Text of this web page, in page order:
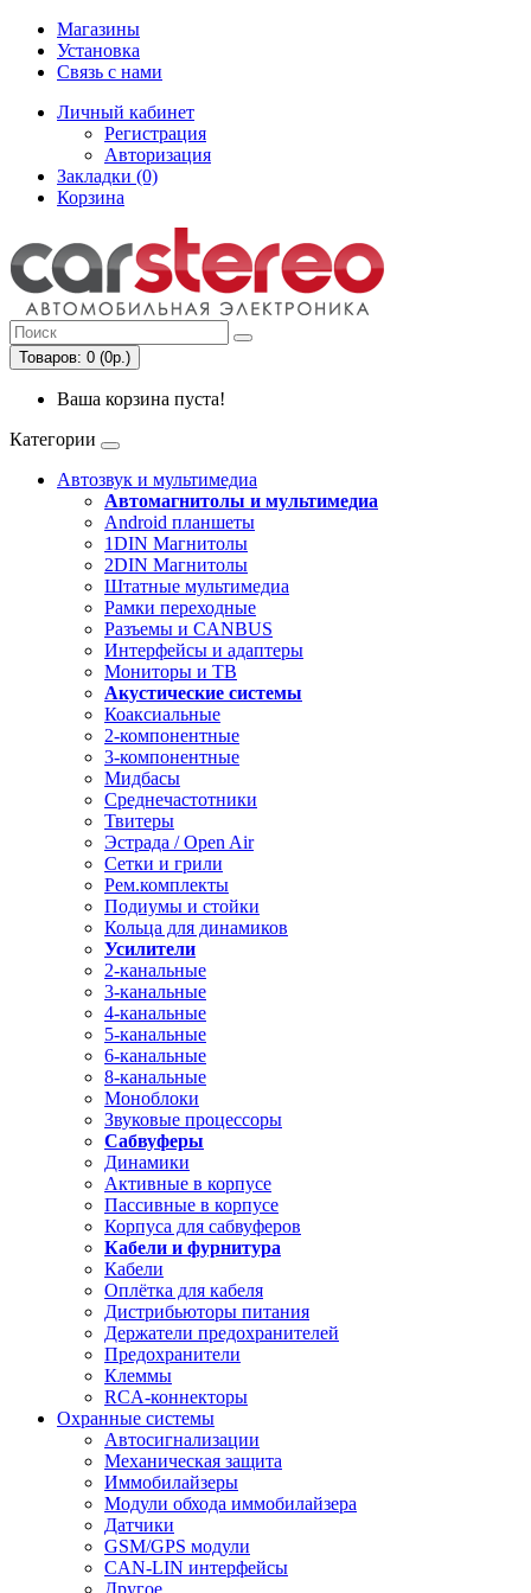
Магазины
Установка
Связь с нами
Личный кабинет
Регистрация
Авторизация
Закладки (0)
Корзина
Товаров: 0 (0р.)
Ваша корзина пуста!
Категории
Автозвук и мультимедиа
Автомагнитолы и мультимедиа
Android планшеты
1DIN Магнитолы
2DIN Магнитолы
Штатные мультимедиа
Рамки переходные
Разъемы и CANBUS
Интерфейсы и адаптеры
Мониторы и ТВ
Акустические системы
Коаксиальные
2-компонентные
3-компонентные
Мидбасы
Среднечастотники
Твитеры
Эстрада / Open Air
Сетки и грили
Рем.комплекты
Подиумы и стойки
Кольца для динамиков
Усилители
2-канальные
3-канальные
4-канальные
5-канальные
6-канальные
8-канальные
Моноблоки
Звуковые процессоры
Сабвуферы
Динамики
Активные в корпусе
Пассивные в корпусе
Корпуса для сабвуферов
Кабели и фурнитура
Кабели
Оплётка для кабеля
Дистрибьюторы питания
Держатели предохранителей
Предохранители
Клеммы
RCA-коннекторы
Охранные системы
Автосигнализации
Механическая защита
Иммобилайзеры
Модули обхода иммобилайзера
Датчики
GSM/GPS модули
CAN-LIN интерфейсы
Другое